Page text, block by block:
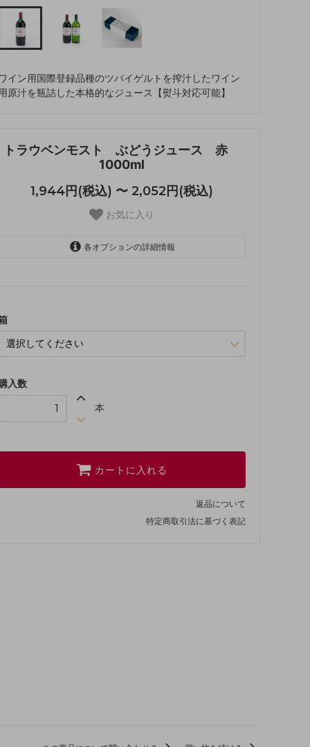
ワイン用国際登録品種のツバイゲルトを搾汁したワイン
用原汁を瓶詰した本格的なジュース【熨斗対応可能】
トラウベンモスト ぶどうジュース 赤
1000ml
1,944円(税込) 〜 2,052円(税込)
お気に入り
各オプションの詳細情報
入数
本
カートに入れる
返品について
特定商取引法に基づく表記